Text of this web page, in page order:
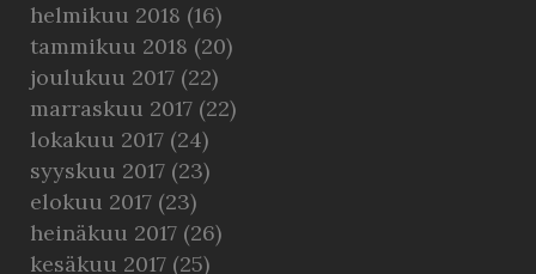
helmikuu 2018 (16)
tammikuu 2018 (20)
joulukuu 2017 (22)
marraskuu 2017 (22)
lokakuu 2017 (24)
syyskuu 2017 (23)
elokuu 2017 (23)
heinäkuu 2017 (26)
kesäkuu 2017 (25)